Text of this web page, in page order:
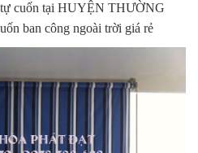
tự cuốn tại HUYỆN THƯỜNG
ban công ngoài trời giá rẻ